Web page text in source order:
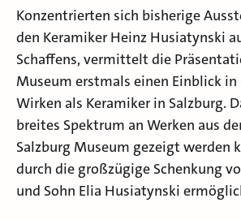
Konzentrierten sich bisherige
den Keramiker Heinz Husiatynski
Schaffens, vermittelt die
Museum erstmals einen Einblick in
Wirken als Keramiker in Salzburg.
breites Spektrum an Werken aus
Salzburg Museum gezeigt werden
durch die großzügige Schenkung
und Sohn Elia Husiatynski